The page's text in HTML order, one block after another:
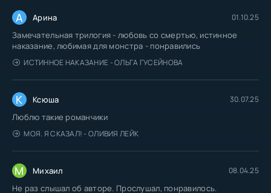
А Арина 01.10.25
Замечательная трилогия - любовь со смертью, истинное
наказание, любимая для монстра - понравились
ИСТИННОЕ НАКАЗАНИЕ - ОЛЬГА ГУСЕЙНОВА
К Ксюша 30.07.25
Люблю такие романчики
МОЯ. Я СКАЗАЛ! - ОЛИВИЯ ЛЕЙК
М Михаил 08.04.25
Не раз слышал об авторе. Прослушал, понравилось.